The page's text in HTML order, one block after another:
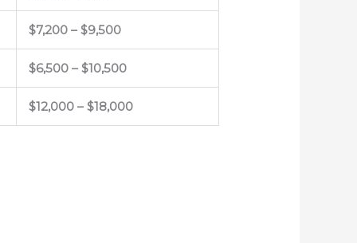
$7,200 – $9,500
$6,500 – $10,500
$12,000 – $18,000